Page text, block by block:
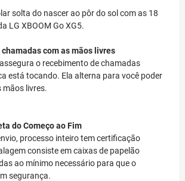
solta do nascer ao pôr do sol com as 18
LG XBOOM Go XG5.
com as mãos livres
o recebimento de chamadas
está tocando. Ela alterna para você poder
mãos livres.
do Começo ao Fim
processo inteiro tem certificação
consiste em caixas de papelão
ao mínimo necessário para que o
segurança.